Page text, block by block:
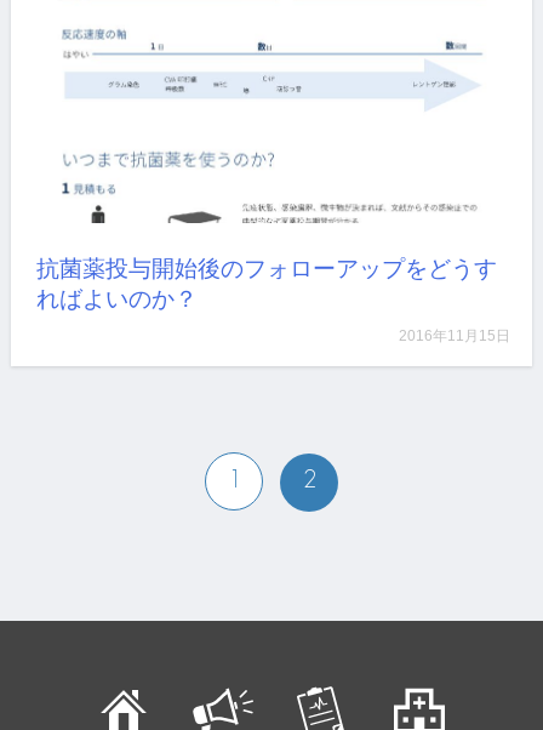
抗菌薬投与開始後のフォローアップをどうす
ればよいのか？
2016年11月15日
1 2